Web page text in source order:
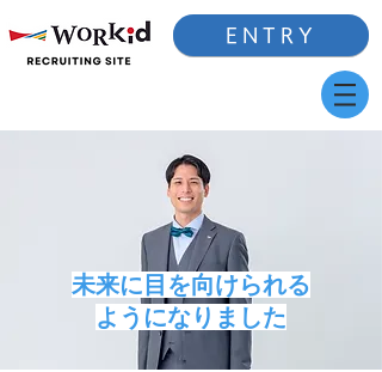
ENTRY
​未来に目を向けられる
ようになりました